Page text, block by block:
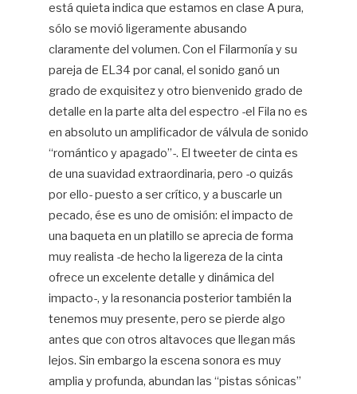
está quieta indica que estamos en clase A pura,
sólo se movió ligeramente abusando
claramente del volumen. Con el Filarmonía y su
pareja de EL34 por canal, el sonido ganó un
grado de exquisitez y otro bienvenido grado de
detalle en la parte alta del espectro -el Fila no es
en absoluto un amplificador de válvula de sonido
“romántico y apagado”-. El tweeter de cinta es
de una suavidad extraordinaria, pero -o quizás
por ello- puesto a ser crítico, y a buscarle un
pecado, ése es uno de omisión: el impacto de
una baqueta en un platillo se aprecia de forma
muy realista -de hecho la ligereza de la cinta
ofrece un excelente detalle y dinámica del
impacto-, y la resonancia posterior también la
tenemos muy presente, pero se pierde algo
antes que con otros altavoces que llegan más
lejos. Sin embargo la escena sonora es muy
amplia y profunda, abundan las “pistas sónicas”